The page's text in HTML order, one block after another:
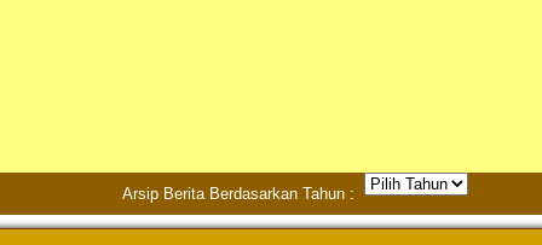
Arsip Berita Berdasarkan Tahun :